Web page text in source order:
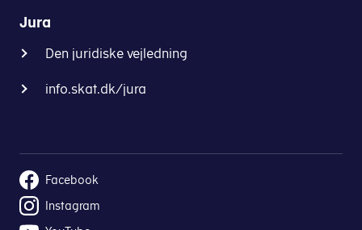
Jura
Den juridiske vejledning
info.skat.dk/jura
Facebook
Instagram